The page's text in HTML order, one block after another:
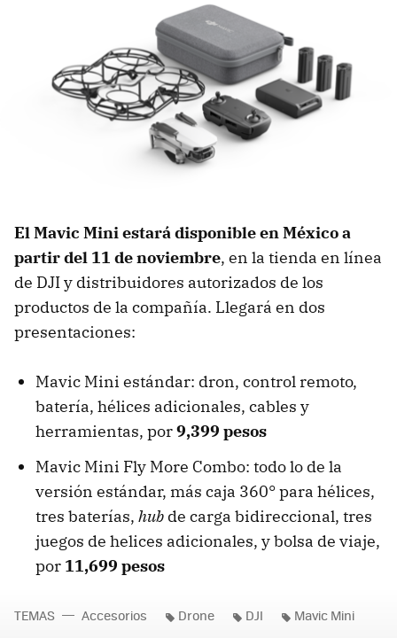
El Mavic Mini estará disponible en México a
partir del 11 de noviembre, en la tienda en línea
de DJI y distribuidores autorizados de los
productos de la compañía. Llegará en dos
presentaciones:
Mavic Mini estándar: dron, control remoto,
batería, hélices adicionales, cables y
herramientas, por9,399 pesos
Mavic Mini Fly More Combo: todo lo de la
versión estándar, más caja 360° para hélices,
tres baterías, hub de carga bidireccional, tres
juegos de helices adicionales, y bolsa de viaje,
por 11,699 pesos
TEMAS Accesorios Drone DJI Mavic Mini